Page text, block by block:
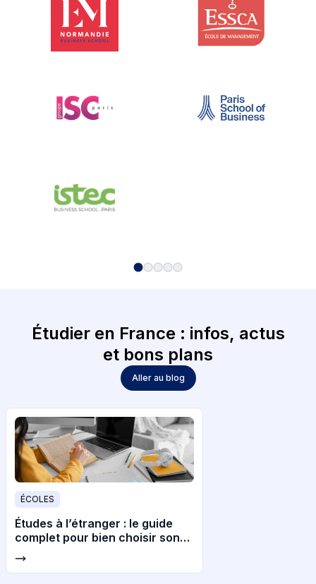
Étudier en France : infos, actus
et bons plans
Aller au blog
ÉCOLES
Études à l’étranger : le guide
complet pour bien choisir son